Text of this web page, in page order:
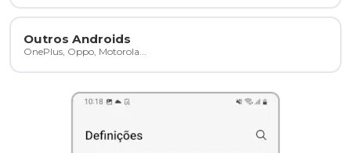
Outros Androids
OnePlus, Oppo, Motorola...